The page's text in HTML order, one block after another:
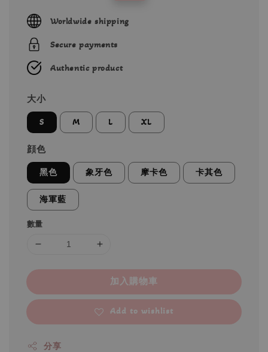
Worldwide shipping
Secure payments
Authentic product
大小
S M L XL
顔色
黑色 象牙色 摩卡色 卡其色
海軍藍
數量
加入購物車
Add to wishlist
分享